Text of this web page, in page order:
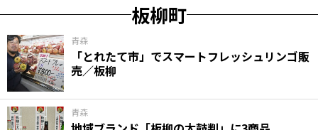
板柳町
青森
「とれたて市」でスマートフレッシュリンゴ販
売／板柳
青森